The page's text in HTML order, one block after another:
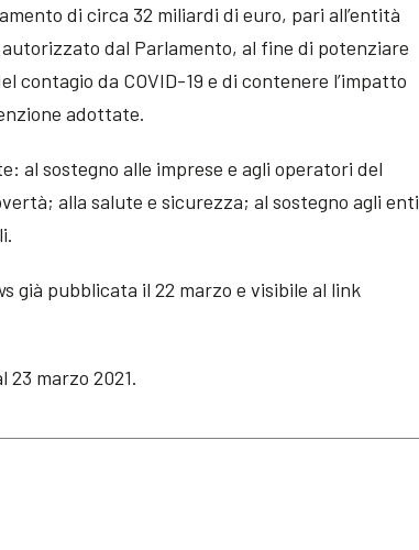
di circa 32 miliardi di euro, pari all’entità
dal Parlamento, al fine di potenziare
da COVID-19 e di contenere l’impatto
adottate.
al sostegno alle imprese e agli operatori del
alla salute e sicurezza; al sostegno agli enti
già pubblicata il 22 marzo e visibile al link
marzo 2021.